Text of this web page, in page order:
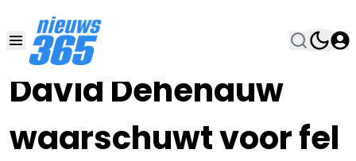
David Dehenauw
waarschuwt voor fel
27 JUN , 9:00•